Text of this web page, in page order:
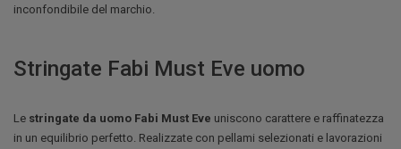
inconfondibile del marchio.
Stringate Fabi Must Eve uomo
Le stringate da uomo Fabi Must Eve uniscono carattere e raffinatezza
in un equilibrio perfetto. Realizzate con pellami selezionati e lavorazioni